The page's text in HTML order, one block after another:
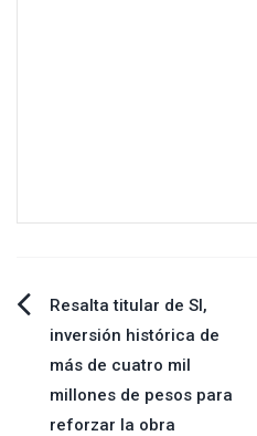
Navegación
de
entradas
Resalta titular de SI,
inversión histórica de
más de cuatro mil
millones de pesos para
reforzar la obra